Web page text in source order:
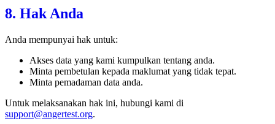
8. Hak Anda
Anda mempunyai hak untuk:
Akses data yang kami kumpulkan tentang anda.
Minta pembetulan kepada maklumat yang tidak tepat.
Minta pemadaman data anda.
Untuk melaksanakan hak ini, hubungi kami di
support@angertest.org.